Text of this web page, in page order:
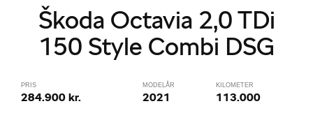
Škoda Octavia 2,0 TDi
150 Style Combi DSG
PRIS
284.900 kr.
MODELÅR
2021
KILOMETER
113.000